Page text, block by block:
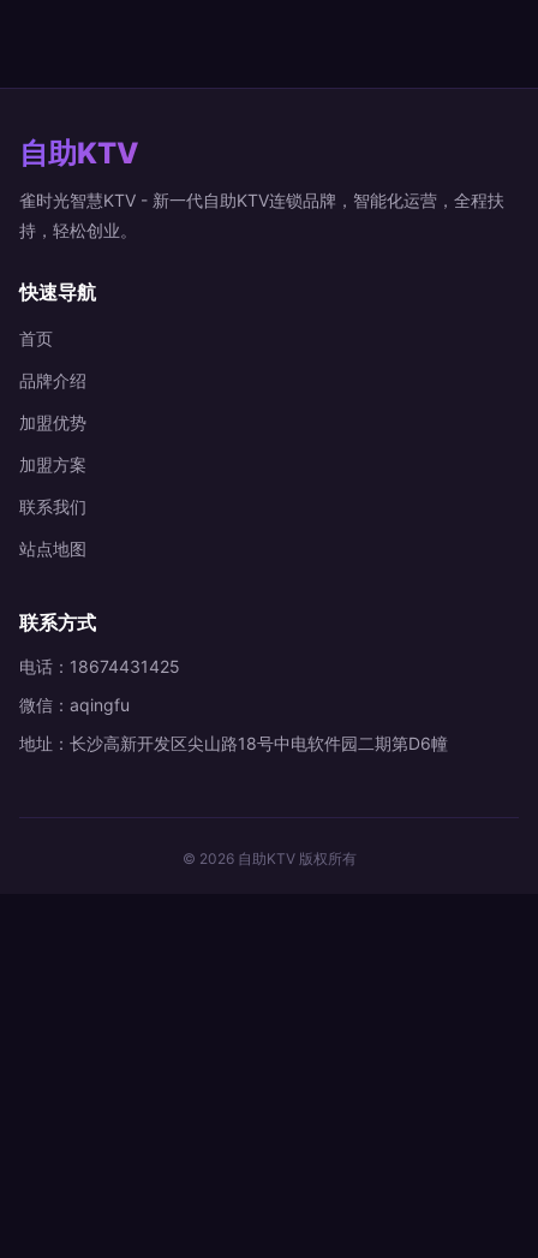
自助KTV
雀时光智慧KTV - 新一代自助KTV连锁品牌，智能化运营，全程扶
持，轻松创业。
快速导航
首页
品牌介绍
加盟优势
加盟方案
联系我们
站点地图
联系方式
电话：18674431425
微信：aqingfu
地址：长沙高新开发区尖山路18号中电软件园二期第D6幢
© 2026 自助KTV 版权所有